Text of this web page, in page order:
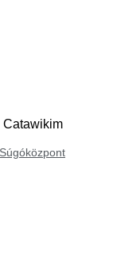
Catawikim
Súgóközpont